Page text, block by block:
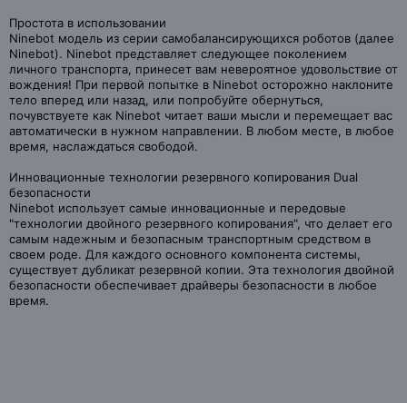
Простота в использовании
Ninebot модель из серии самобалансирующихся роботов (далее
Ninebot). Ninebot представляет следующее поколением
личного транспорта, принесет вам невероятное удовольствие от
вождения! При первой попытке в Ninebot осторожно наклоните
тело вперед или назад, или попробуйте обернуться,
почувствуете как Ninebot читает ваши мысли и перемещает вас
автоматически в нужном направлении. В любом месте, в любое
время, наслаждаться свободой.
Инновационные технологии резервного копирования Dual
безопасности
Ninebot использует самые инновационные и передовые
"технологии двойного резервного копирования", что делает его
самым надежным и безопасным транспортным средством в
своем роде. Для каждого основного компонента системы,
существует дубликат резервной копии. Эта технология двойной
безопасности обеспечивает драйверы безопасности в любое
время.